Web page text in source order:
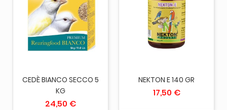
CEDÈ BIANCO SECCO 5
KG
24,50 €
NEKTON E 140 GR
17,50 €